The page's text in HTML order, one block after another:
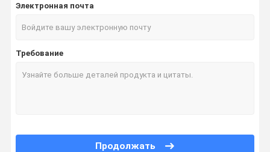
Электронная почта
Требование
Продолжать